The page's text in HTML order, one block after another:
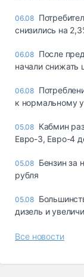
06.08
снизились на
06.08 После
начали снижать
06.08
к нормальному
05.08 Кабмин
Евро-3, Евро-4
05.08 Бензин за
рубля
05.08
дизель и
Все новости